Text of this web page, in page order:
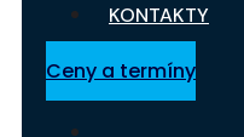
KONTAKTY
Ceny a termíny